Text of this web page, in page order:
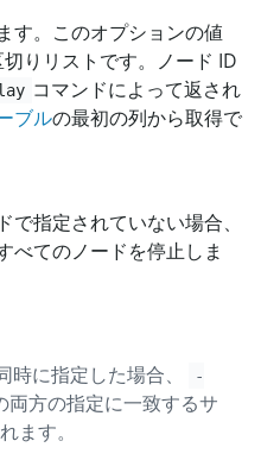
す。このオプションの値
りリストです。ノード ID
コマンドによって返され
ブルの最初の列から取得で
で指定されていない場合、
べてのノードを停止しま
時に指定した場合、
-
両方の指定に一致するサ
ます。